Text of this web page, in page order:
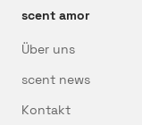
scent amor
Über uns
scent news
Kontakt